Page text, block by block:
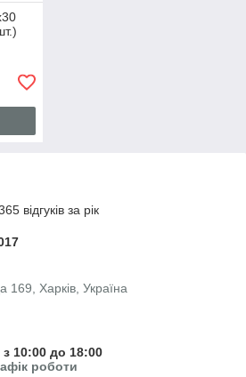
відгуків за рік
169, Харків, Україна
10:00 до 18:00
роботи